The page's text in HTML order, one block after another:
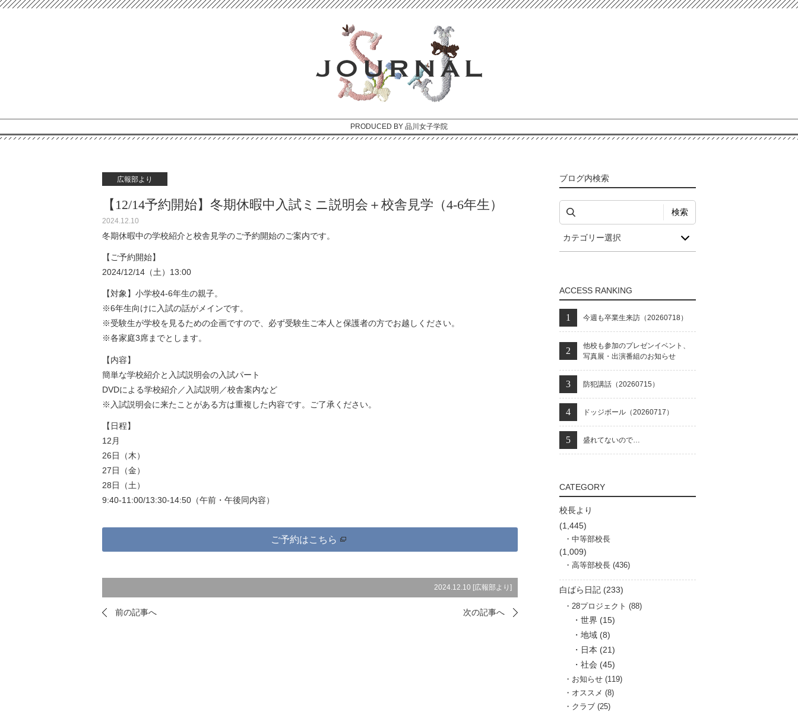
PRODUCED BY 品川女子学院
広報部より
【12/14予約開始】冬期休暇中入試ミニ説明会＋校舎見学（4-6年生）
2024.12.10
冬期休暇中の学校紹介と校舎見学のご予約開始のご案内です。
【ご予約開始】
2024/12/14（土）13:00
【対象】小学校4-6年生の親子。
※6年生向けに入試の話がメインです。
※受験生が学校を見るための企画ですので、必ず受験生ご本人と保護者の方でお越しください。
※各家庭3席までとします。
【内容】
簡単な学校紹介と入試説明会の入試パート
DVDによる学校紹介／入試説明／校舎案内など
※入試説明会に来たことがある方は重複した内容です。ご了承ください。
【日程】
12月
26日（木）
27日（金）
28日（土）
9:40-11:00/13:30-14:50（午前・午後同内容）
ご予約はこちら
2024.12.10 [広報部より ]
前の記事へ 次の記事へ
ブログ内検索
検索
カテゴリー選択
ACCESS RANKING
今週も卒業生来訪（20260718）
他校も参加のプレゼンイベント、
写真展・出演番組のお知らせ
防犯講話（20260715）
ドッジボール（20260717）
盛れてないので…
CATEGORY
校長より
(1,445)
中等部校長
(1,009)
高等部校長 (436)
白ばら日記 (233)
28プロジェクト (88)
世界 (15)
地域 (8)
日本 (21)
社会 (45)
お知らせ (119)
オススメ (8)
クラブ (25)